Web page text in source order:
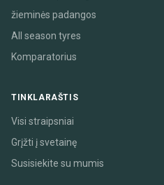
žieminės padangos
All season tyres
Komparatorius
TINKLARAŠTIS
Visi straipsniai
Grįžti į svetainę
Susisiekite su mumis